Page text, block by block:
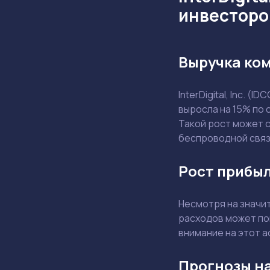
Выручка
InterDigital, Inc.
выросла на 15%
Такой рост может
беспроводной
Рост
Несмотря на
расходов может
внимание на этот
Прогнозы